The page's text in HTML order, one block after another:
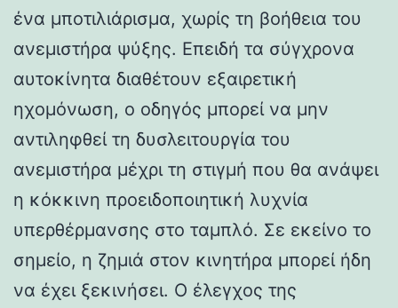
ένα μποτιλιάρισμα, χωρίς τη βοήθεια του
ανεμιστήρα ψύξης. Επειδή τα σύγχρονα
αυτοκίνητα διαθέτουν εξαιρετική
ηχομόνωση, ο οδηγός μπορεί να μην
αντιληφθεί τη δυσλειτουργία του
ανεμιστήρα μέχρι τη στιγμή που θα ανάψει
η κόκκινη προειδοποιητική λυχνία
υπερθέρμανσης στο ταμπλό. Σε εκείνο το
σημείο, η ζημιά στον κινητήρα μπορεί ήδη
να έχει ξεκινήσει. Ο έλεγχος της